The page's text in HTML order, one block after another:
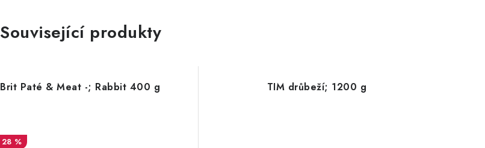
Související produkty
Brit Paté & Meat -; Rabbit 400 g
28 %
TIM drůbeží; 1200 g